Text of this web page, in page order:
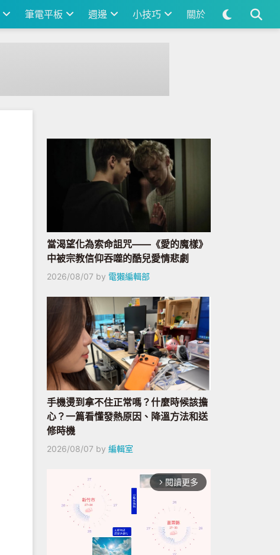
筆電平板 週邊 小技巧 關於
當渴望化為索命詛咒——《愛的魔樣》
中被宗教信仰吞噬的酷兒愛情悲劇
2026/08/07 by 電獺編輯部
手機燙到拿不住正常嗎？什麼時候該擔
心？一篇看懂發熱原因、降溫方法和送
修時機
2026/08/07 by 編輯室
arrow_forward_ios 閱讀更多